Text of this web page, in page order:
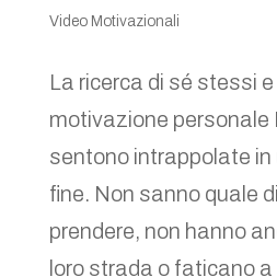
Video Motivazionali
La ricerca di sé stessi
motivazione personale
sentono intrappolate
fine. Non sanno quale
prendere, non hanno
loro strada o faticano